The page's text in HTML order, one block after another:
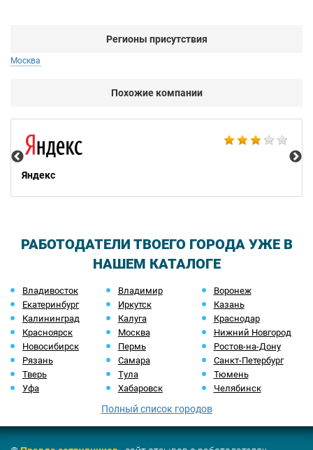
Регионы присутствия
Москва
Похожие компании
Яндекс
РАБОТОДАТЕЛИ ТВОЕГО ГОРОДА УЖЕ В
НАШЕМ КАТАЛОГЕ
Владивосток Владимир
Воронеж
Екатеринбург
Иркутск
Казань
Калининград
Калуга
Краснодар
Красноярск
Москва
Нижний Новгород
Новосибирск
Пермь
Ростов-на-Дону
Рязань
Самара
Санкт-Петербург
Тверь
Тула
Тюмень
Уфа
Хабаровск Челябинск
Полный список городов